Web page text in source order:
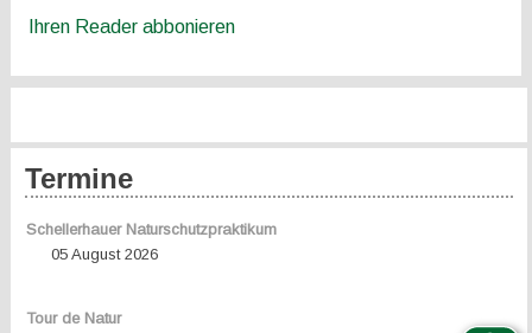
Ihren Reader abbonieren
Termine
Schellerhauer Naturschutzpraktikum
05 August 2026
Tour de Natur